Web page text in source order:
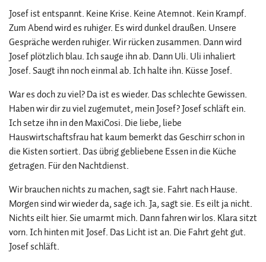
Josef ist entspannt. Keine Krise. Keine Atemnot. Kein Krampf.
Zum Abend wird es ruhiger. Es wird dunkel draußen. Unsere
Gespräche werden ruhiger. Wir rücken zusammen. Dann wird
Josef plötzlich blau. Ich sauge ihn ab. Dann Uli. Uli inhaliert
Josef. Saugt ihn noch einmal ab. Ich halte ihn. Küsse Josef.
War es doch zu viel? Da ist es wieder. Das schlechte Gewissen.
Haben wir dir zu viel zugemutet, mein Josef? Josef schläft ein.
Ich setze ihn in den MaxiCosi. Die liebe, liebe
Hauswirtschaftsfrau hat kaum bemerkt das Geschirr schon in
die Kisten sortiert. Das übrig gebliebene Essen in die Küche
getragen. Für den Nachtdienst.
Wir brauchen nichts zu machen, sagt sie. Fahrt nach Hause.
Morgen sind wir wieder da, sage ich. Ja, sagt sie. Es eilt ja nicht.
Nichts eilt hier. Sie umarmt mich. Dann fahren wir los. Klara sitzt
vorn. Ich hinten mit Josef. Das Licht ist an. Die Fahrt geht gut.
Josef schläft.